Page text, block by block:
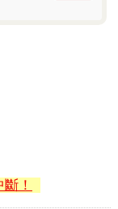
！